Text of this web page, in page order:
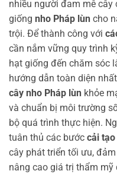
nhiều người đam mê cây
giống nho Pháp lùn cho
trội. Để thành công với
cần nắm vững quy trình
hạt giống đến chăm sóc
hướng dẫn toàn diện
cây nho Pháp lùn khỏe
và chuẩn bị môi trường
bộ quá trình thực hiện.
tuân thủ các bước cải
cây phát triển tối ưu,
nâng cao giá trị thẩm mỹ